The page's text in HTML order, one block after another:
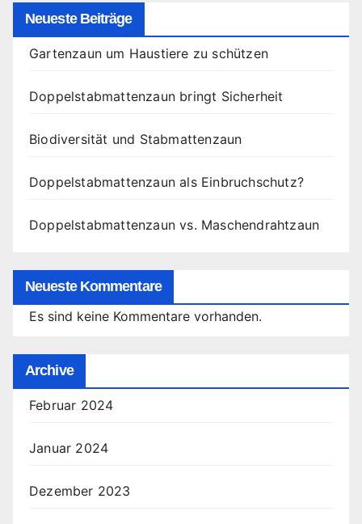
Neueste Beiträge
Gartenzaun um Haustiere zu schützen
Doppelstabmattenzaun bringt Sicherheit
Biodiversität und Stabmattenzaun
Doppelstabmattenzaun als Einbruchschutz?
Doppelstabmattenzaun vs. Maschendrahtzaun
Neueste Kommentare
Es sind keine Kommentare vorhanden.
Archive
Februar 2024
Januar 2024
Dezember 2023